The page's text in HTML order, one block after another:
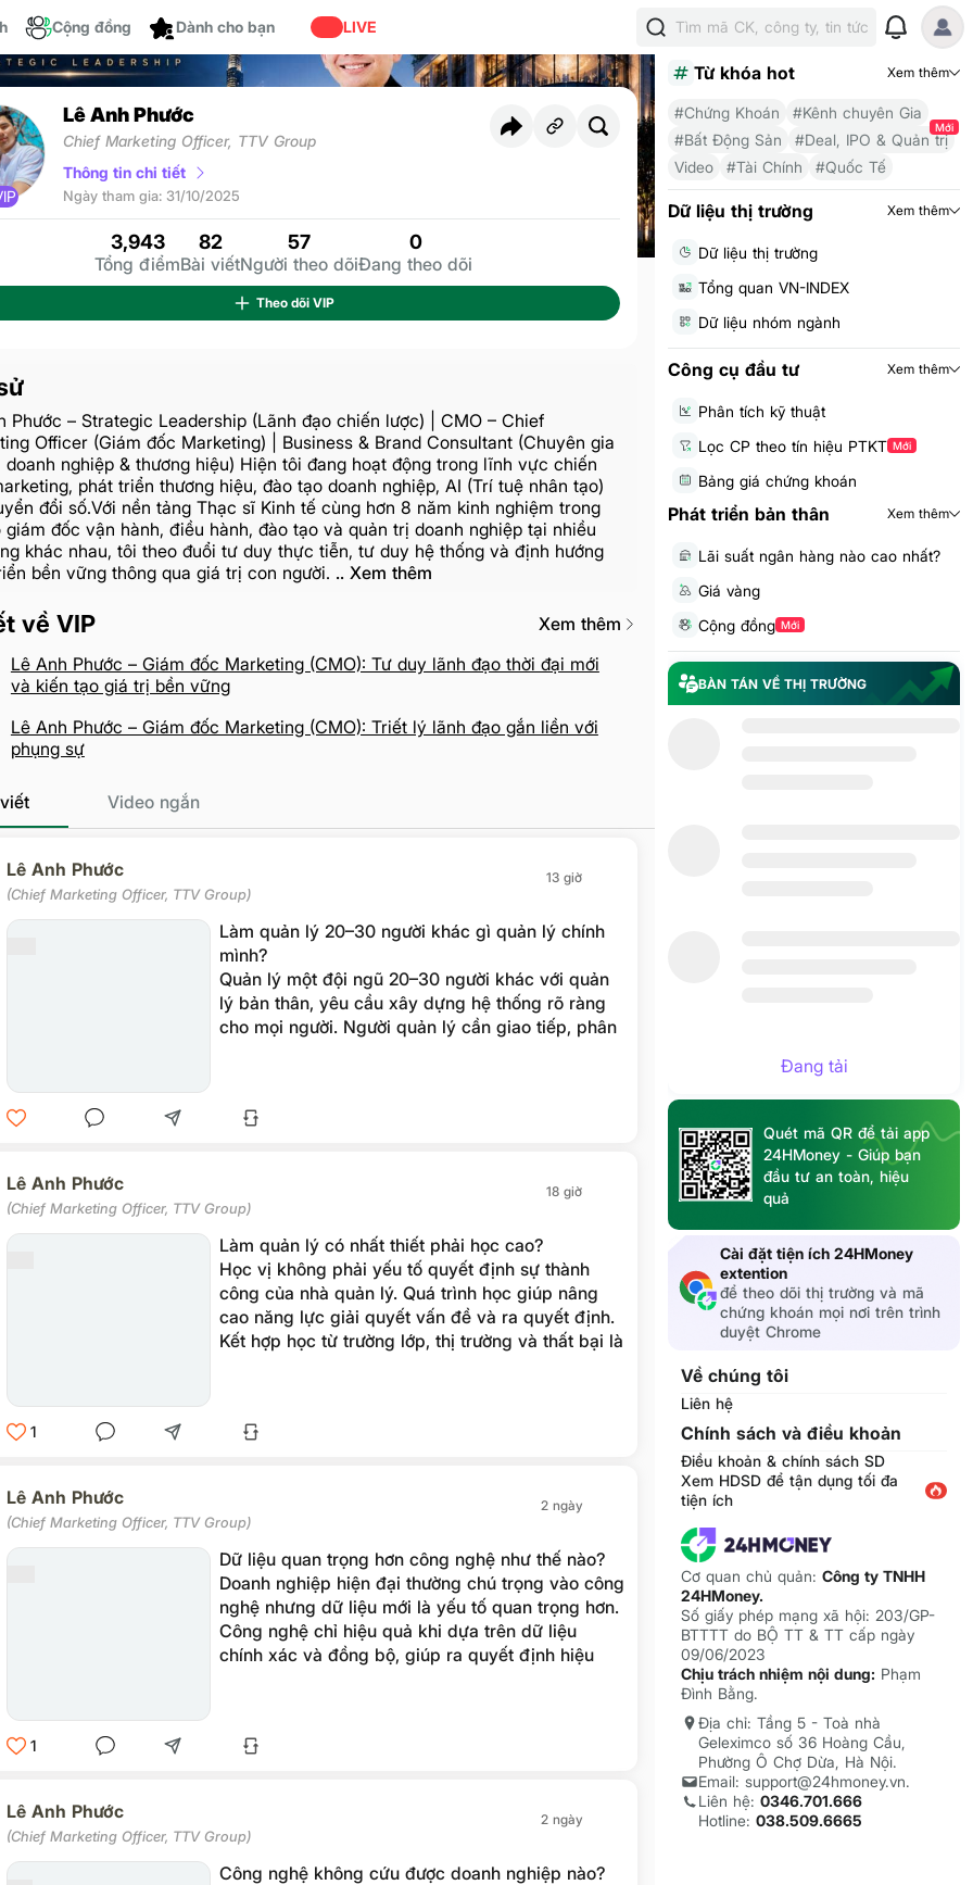
Cộng đồng
LIVE
Tìm mã CK, công ty, tin tức
Lê Anh Phước
Chief Marketing Officer, TTV Group
Thông tin chi tiết
Ngày tham gia: 31/10/2025
3,943
Tổng điểm
82
Bài viết
57
Người theo dõi
0
Đang theo dõi
Theo dõi VIP
Phước – Strategic Leadership (Lãnh đạo chiến lược) | CMO – Chief
Officer (Giám đốc Marketing) | Business & Brand Consultant (Chuyên gia
nghiệp & thương hiệu) Hiện tôi đang hoạt động trong lĩnh vực chiến
phát triển thương hiệu, đào tạo doanh nghiệp, AI (Trí tuệ nhân tạo)
đổi số.Với nền tảng Thạc sĩ Kinh tế cùng hơn 8 năm kinh nghiệm trong
đốc vận hành, điều hành, đào tạo và quản trị doanh nghiệp tại nhiều
khác nhau, tôi theo đuổi tư duy thực tiễn, tư duy hệ thống và định hướng
bền vững thông qua giá trị con người. .. Xem thêm
về VIP
Xem thêm
Lê Anh Phước – Giám đốc Marketing (CMO): Tư duy lãnh đạo thời đại mới
và kiến tạo giá trị bền vững
Lê Anh Phước – Giám đốc Marketing (CMO): Triết lý lãnh đạo gắn liền với
phụng sự
Video ngắn
Lê Anh Phước
(Chief Marketing Officer, TTV Group)
13 giờ
Làm quản lý 20–30 người khác gì quản lý chính
mình?
Quản lý một đội ngũ 20–30 người khác với quản
lý bản thân, yêu cầu xây dựng hệ thống rõ ràng
cho mọi người. Người quản lý cần giao tiếp, phân
Lê Anh Phước
(Chief Marketing Officer, TTV Group)
18 giờ
Làm quản lý có nhất thiết phải học cao?
Học vị không phải yếu tố quyết định sự thành
công của nhà quản lý. Quá trình học giúp nâng
cao năng lực giải quyết vấn đề và ra quyết định.
Kết hợp học từ trường lớp, thị trường và thất bại là
1
Lê Anh Phước
(Chief Marketing Officer, TTV Group)
2 ngày
Dữ liệu quan trọng hơn công nghệ như thế nào?
Doanh nghiệp hiện đại thường chú trọng vào công
nghệ nhưng dữ liệu mới là yếu tố quan trọng hơn.
Công nghệ chỉ hiệu quả khi dựa trên dữ liệu
chính xác và đồng bộ, giúp ra quyết định hiệu
1
Lê Anh Phước
(Chief Marketing Officer, TTV Group)
2 ngày
Công nghệ không cứu được doanh nghiệp nào?
Từ khóa hot Xem thêm
#Chứng Khoán
#Kênh chuyên Gia
#Bất Động Sản
#Deal, IPO & Quản trị
Mới
Video #Tài Chính #Quốc Tế
Dữ liệu thị trường Xem thêm
Dữ liệu thị trường
Tổng quan VN-INDEX
Dữ liệu nhóm ngành
Công cụ đầu tư Xem thêm
Phân tích kỹ thuật
Lọc CP theo tín hiệu PTKT Mới
Bảng giá chứng khoán
Phát triển bản thân Xem thêm
Lãi suất ngân hàng nào cao nhất?
Giá vàng
Cộng đồng Mới
BÀN TÁN VỀ THỊ TRƯỜNG
Đang tải
Quét mã QR để tải app
24HMoney - Giúp bạn
đầu tư an toàn, hiệu
quả
Cài đặt tiện ích 24HMoney
extention
để theo dõi thị trường và mã
chứng khoán mọi nơi trên trình
duyệt Chrome
Về chúng tôi
Liên hệ
Chính sách và điều khoản
Điều khoản & chính sách SD
Xem HDSD để tận dụng tối đa
tiện ích
Cơ quan chủ quản: Công ty TNHH
24HMoney.
Số giấy phép mạng xã hội: 203/GP-
BTTTT do BỘ TT & TT cấp ngày
09/06/2023
Chịu trách nhiệm nội dung: Phạm
Đình Bằng.
Địa chỉ: Tầng 5 - Toà nhà
Geleximco số 36 Hoàng Cầu,
Phường Ô Chợ Dừa, Hà Nội.
Email: support@24hmoney.vn.
Liên hệ: 0346.701.666
Hotline: 038.509.6665